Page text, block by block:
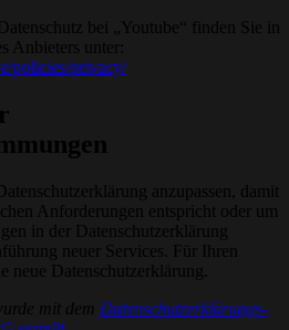
bei „Youtube“ finden Sie in
Anbieters unter:
policies/privacy/
anzupassen, damit
Anforderungen entspricht oder um
in der Datenschutzerklärung
neuer Services. Für Ihren
neue Datenschutzerklärung.
mit dem Datenschutzerklärungs-